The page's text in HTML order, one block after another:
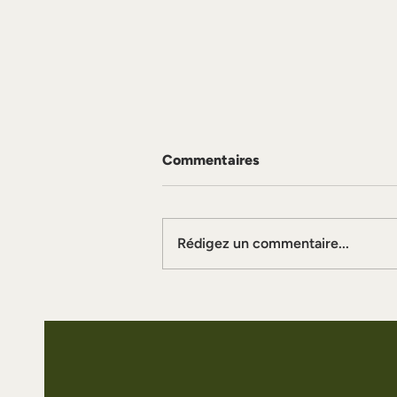
Commentaires
Rédigez un commentaire...